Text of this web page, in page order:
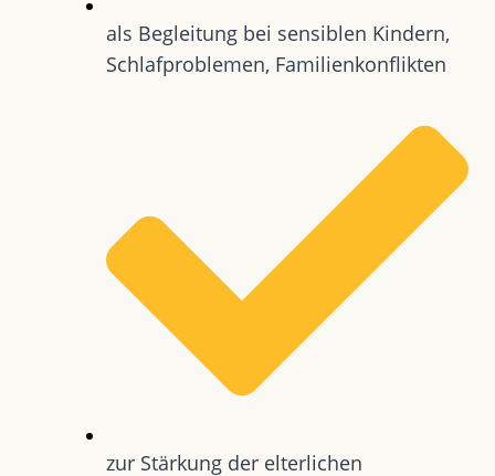
als Begleitung bei sensiblen Kindern,
Schlafproblemen, Familienkonflikten
zur Stärkung der elterlichen